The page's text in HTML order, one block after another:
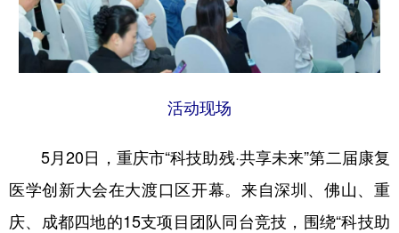
活动现场
5月20日，重庆市“科技助残·共享未来”第二届康复
医学创新大会在大渡口区开幕。来自深圳、佛山、重
庆、成都四地的15支项目团队同台竞技，围绕“科技助